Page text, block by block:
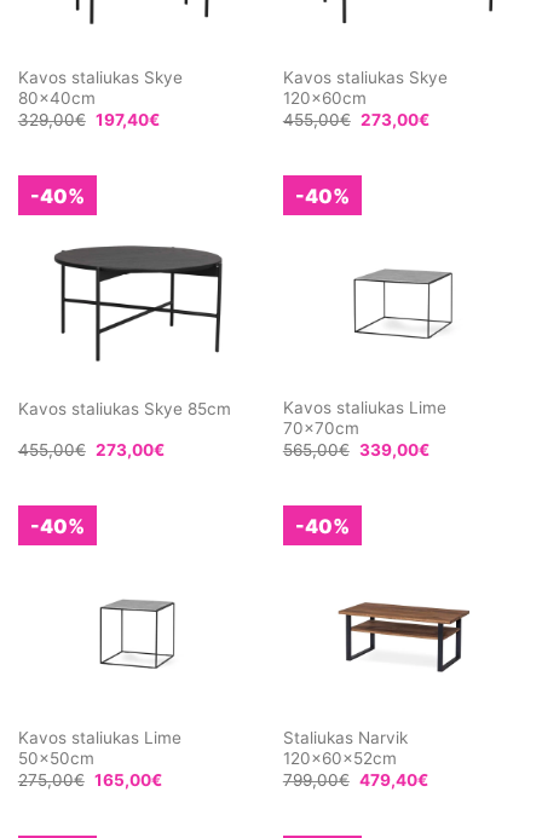
Kavos staliukas Skye
80x40cm
329,00€ 197,40€
Kavos staliukas Skye
120x60cm
455,00€ 273,00€
-40%
Kavos staliukas Skye 85cm
455,00€ 273,00€
-40%
Kavos staliukas Lime
70x70cm
565,00€ 339,00€
-40%
Kavos staliukas Lime
50x50cm
275,00€ 165,00€
-40%
Staliukas Narvik
120x60x52cm
799,00€ 479,40€